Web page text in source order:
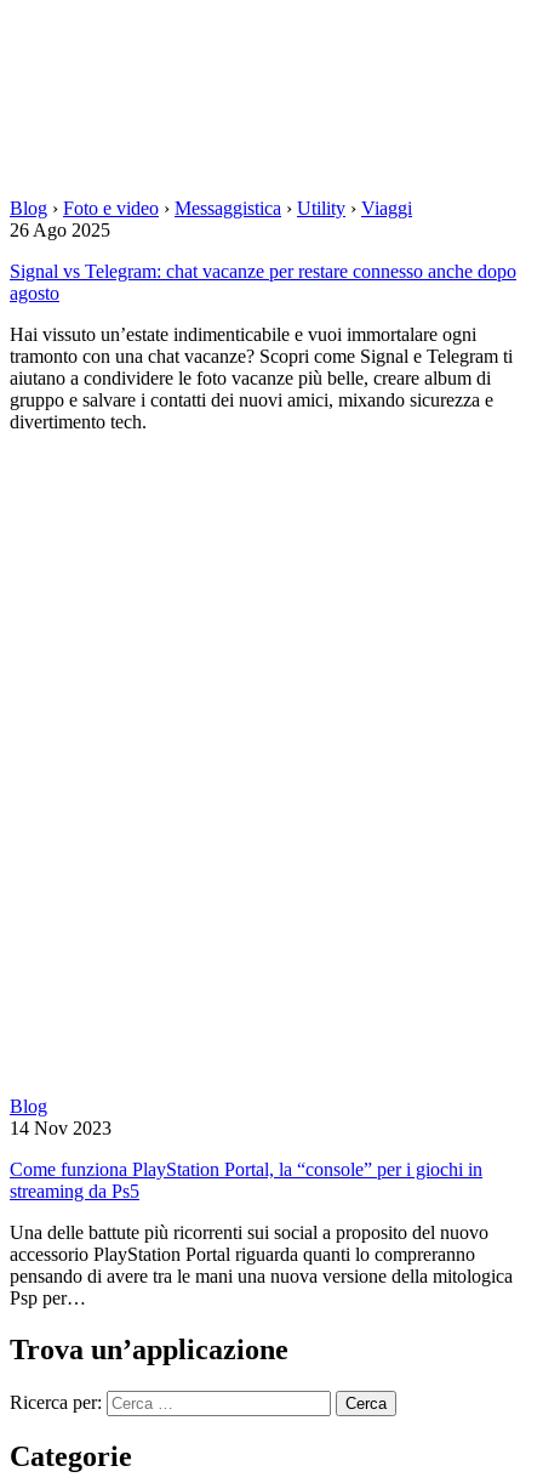
Blog › Foto e video › Messaggistica › Utility › Viaggi
26 Ago 2025
Signal vs Telegram: chat vacanze per restare connesso anche dopo
agosto
Hai vissuto un’estate indimenticabile e vuoi immortalare ogni
tramonto con una chat vacanze? Scopri come Signal e Telegram ti
aiutano a condividere le foto vacanze più belle, creare album di
gruppo e salvare i contatti dei nuovi amici, mixando sicurezza e
divertimento tech.
Blog
14 Nov 2023
Come funziona PlayStation Portal, la “console” per i giochi in
streaming da Ps5
Una delle battute più ricorrenti sui social a proposito del nuovo
accessorio PlayStation Portal riguarda quanti lo compreranno
pensando di avere tra le mani una nuova versione della mitologica
Psp per…
Trova un’applicazione
Ricerca per:
Categorie